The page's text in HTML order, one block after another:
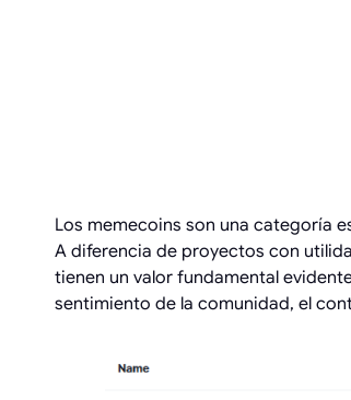
Los memecoins son una categoría
A diferencia de proyectos con
tienen un valor fundamental
sentimiento de la comunidad, el